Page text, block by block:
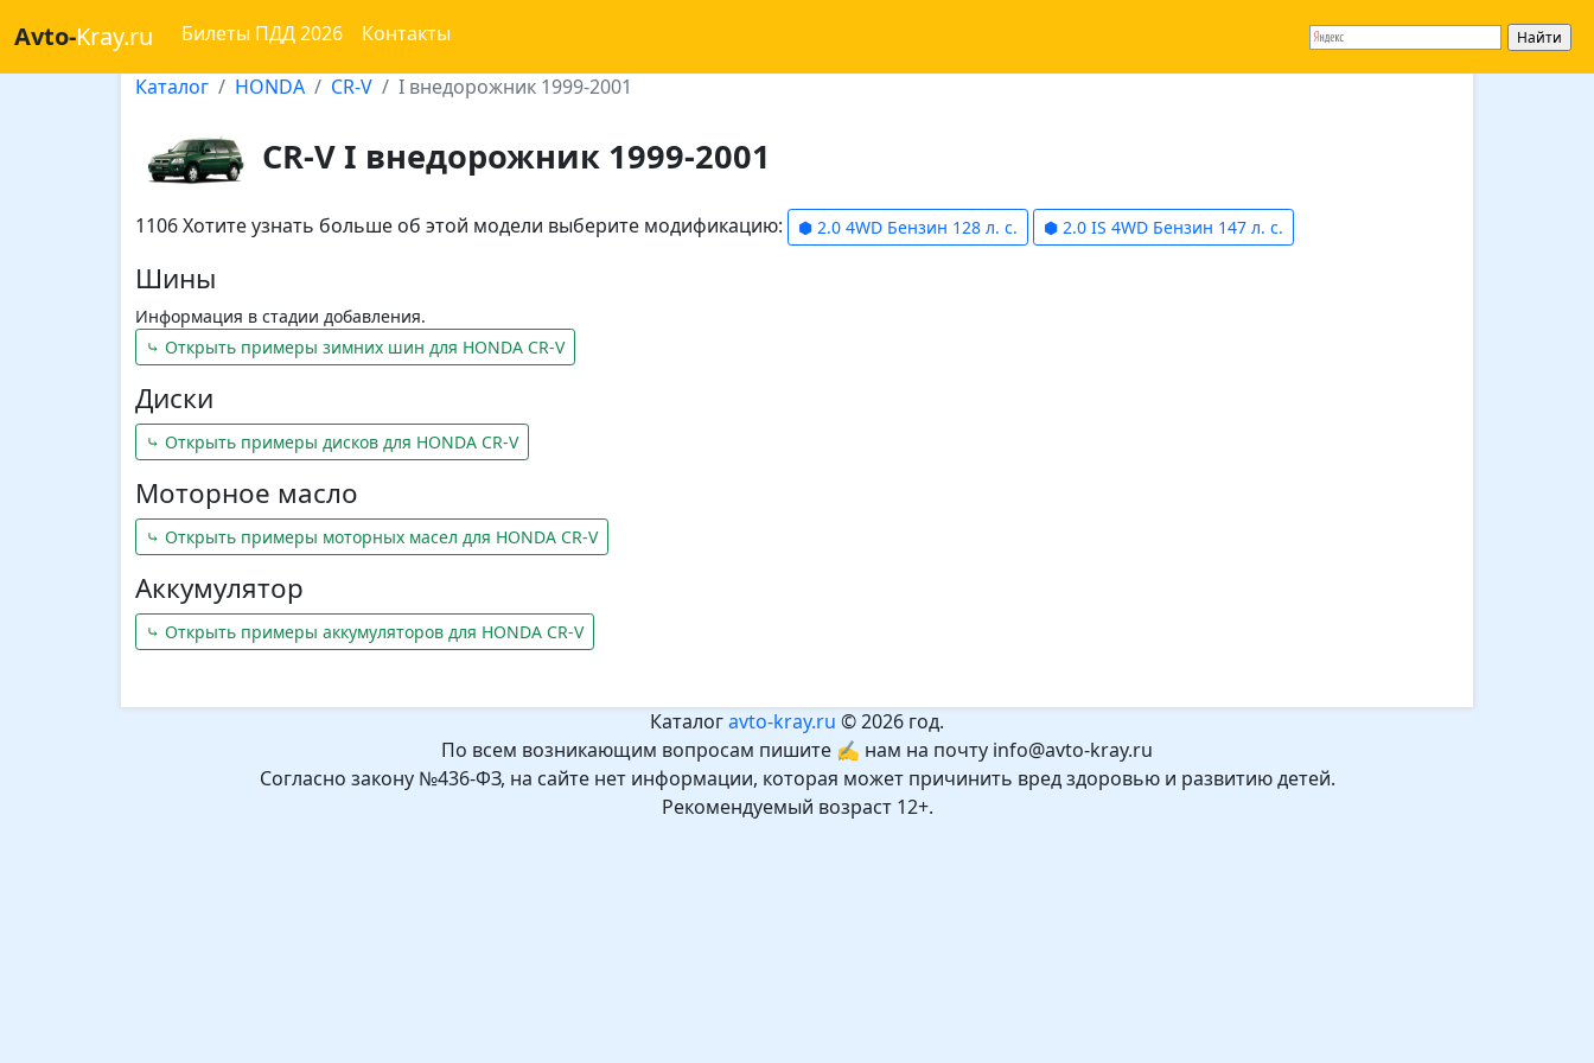
Avto-Kray.ru Билеты ПДД 2026 Контакты
Каталог HONDA CR-V I внедорожник 1999-2001
CR-V I внедорожник 1999-2001
1106 Хотите узнать больше об этой модели выберите модификацию: ⬢ 2.0 4WD Бензин 128 л. с. ⬢ 2.0 IS 4WD Бензин 147 л. с.
Шины
Информация в стадии добавления.
⤷ Открыть примеры зимних шин для HONDA CR-V
Диски
⤷ Открыть примеры дисков для HONDA CR-V
Моторное масло
⤷ Открыть примеры моторных масел для HONDA CR-V
Аккумулятор
⤷ Открыть примеры аккумуляторов для HONDA CR-V
Каталогavto-kray.ru © 2026 год.
По всем возникающим вопросам пишите ✍ нам на почту info@avto-kray.ru
Согласно закону №436-ФЗ, на сайте нет информации, которая может причинить вред здоровью и развитию детей.
Рекомендуемый возраст 12+.